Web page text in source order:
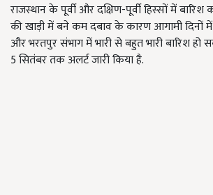
राजस्थान के पूर्वी और दक्षिण-पूर्वी हिस्सों में बारिश
की खाड़ी में बने कम दबाव के कारण आगामी दिनों
और भरतपुर संभाग में भारी से बहुत भारी बारिश हो
5 सितंबर तक अलर्ट जारी किया है.